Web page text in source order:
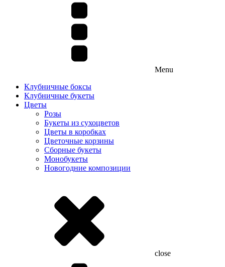
Menu
Клубничные боксы
Клубничные букеты
Цветы
Розы
Букеты из сухоцветов
Цветы в коробках
Цветочные корзины
Сборные букеты
Монобукеты
Новогодние композиции
close